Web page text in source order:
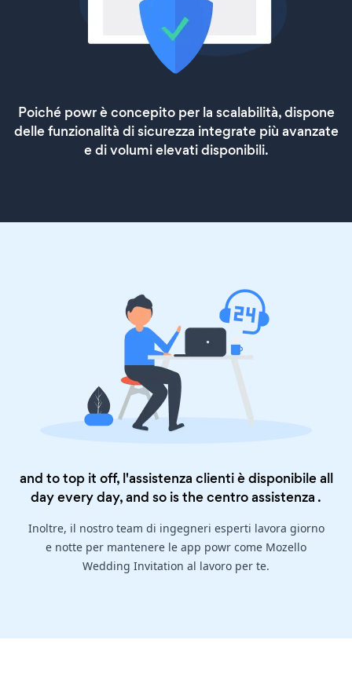
Poiché powr è concepito per la scalabilità, dispone
delle funzionalità di sicurezza integrate più avanzate
e di volumi elevati disponibili.
and to top it off, l'assistenza clienti è disponibile all
day every day, and so is thecentro assistenza .
Inoltre, il nostro team di ingegneri esperti lavora giorno
e notte per mantenere le app powr come Mozello
Wedding Invitation al lavoro per te.